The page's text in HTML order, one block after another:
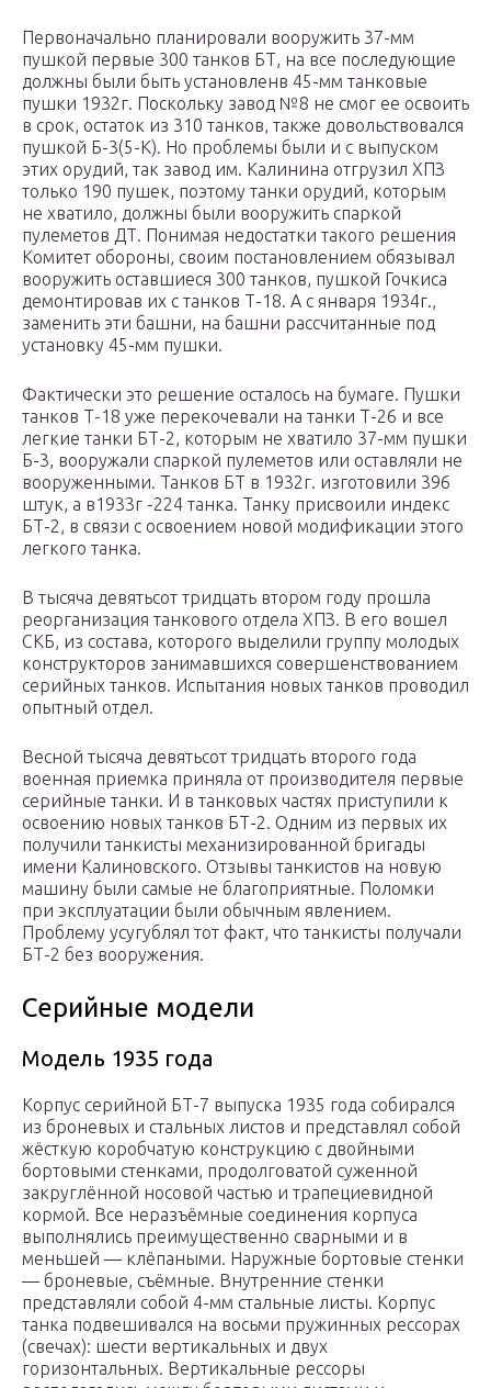
Первоначально планировали вооружить 37-мм
пушкой первые 300 танков БТ, на все последующие
должны были быть установленв 45-мм танковые
пушки 1932г. Поскольку завод №8 не смог ее освоить
в срок, остаток из 310 танков, также довольствовался
пушкой Б-3(5-К). Но проблемы были и с выпуском
этих орудий, так завод им. Калинина отгрузил ХПЗ
только 190 пушек, поэтому танки орудий, которым
не хватило, должны были вооружить спаркой
пулеметов ДТ. Понимая недостатки такого решения
Комитет обороны, своим постановлением обязывал
вооружить оставшиеся 300 танков, пушкой Гочкиса
демонтировав их с танков Т-18. А с января 1934г.,
заменить эти башни, на башни рассчитанные под
установку 45-мм пушки.
Фактически это решение осталось на бумаге. Пушки
танков Т-18 уже перекочевали на танки Т-26 и все
легкие танки БТ-2, которым не хватило 37-мм пушки
Б-3, вооружали спаркой пулеметов или оставляли не
вооруженными. Танков БТ в 1932г. изготовили 396
штук, а в1933г -224 танка. Танку присвоили индекс
БТ-2, в связи с освоением новой модификации этого
легкого танка.
В тысяча девятьсот тридцать втором году прошла
реорганизация танкового отдела ХПЗ. В его вошел
СКБ, из состава, которого выделили группу молодых
конструкторов занимавшихся совершенствованием
серийных танков. Испытания новых танков проводил
опытный отдел.
Весной тысяча девятьсот тридцать второго года
военная приемка приняла от производителя первые
серийные танки. И в танковых частях приступили к
освоению новых танков БТ-2. Одним из первых их
получили танкисты механизированной бригады
имени Калиновского. Отзывы танкистов на новую
машину были самые не благоприятные. Поломки
при эксплуатации были обычным явлением.
Проблему усугублял тот факт, что танкисты получали
БТ-2 без вооружения.
Серийные модели
Модель 1935 года
Корпус серийной БТ-7 выпуска 1935 года собирался
из броневых и стальных листов и представлял собой
жёсткую коробчатую конструкцию с двойными
бортовыми стенками, продолговатой суженной
закруглённой носовой частью и трапециевидной
кормой. Все неразъёмные соединения корпуса
выполнялись преимущественно сварными и в
меньшей — клёпаными. Наружные бортовые стенки
— броневые, съёмные. Внутренние стенки
представляли собой 4-мм стальные листы. Корпус
танка подвешивался на восьми пружинных рессорах
(свечах): шести вертикальных и двух
горизонтальных. Вертикальные рессоры